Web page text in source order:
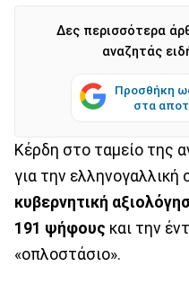
Δες περισσότερα
αναζητάς
Προσθήκη
στα
Κέρδη στο ταμείο της
για την ελληνογαλλική
κυβερνητική
191 ψήφους και την
«οπλοστάσιο».